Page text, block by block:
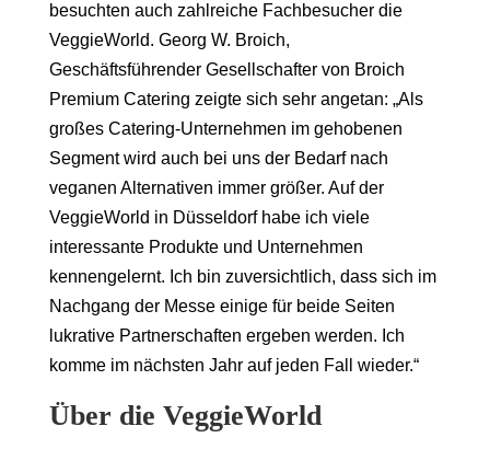
besuchten auch zahlreiche Fachbesucher die
VeggieWorld. Georg W. Broich,
Geschäftsführender Gesellschafter von Broich
Premium Catering zeigte sich sehr angetan: „Als
großes Catering-Unternehmen im gehobenen
Segment wird auch bei uns der Bedarf nach
veganen Alternativen immer größer. Auf der
VeggieWorld in Düsseldorf habe ich viele
interessante Produkte und Unternehmen
kennengelernt. Ich bin zuversichtlich, dass sich im
Nachgang der Messe einige für beide Seiten
lukrative Partnerschaften ergeben werden. Ich
komme im nächsten Jahr auf jeden Fall wieder.“
Über die VeggieWorld